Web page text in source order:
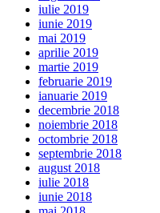
iulie 2019
iunie 2019
mai 2019
aprilie 2019
martie 2019
februarie 2019
ianuarie 2019
decembrie 2018
noiembrie 2018
octombrie 2018
septembrie 2018
august 2018
iulie 2018
iunie 2018